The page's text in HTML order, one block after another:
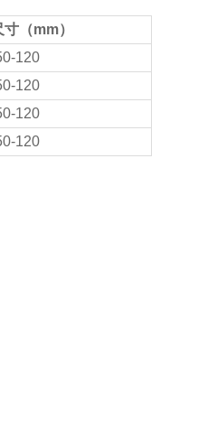
（mm）
120
120
120
120